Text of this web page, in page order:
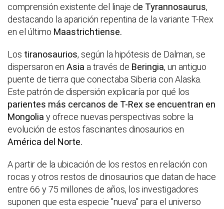
comprensión existente del linaje de Tyrannosaurus,
destacando la aparición repentina de la variante T-Rex
en el último Maastrichtiense.
Los tiranosaurios, según la hipótesis de Dalman, se
dispersaron en Asia a través de Beringia, un antiguo
puente de tierra que conectaba Siberia con Alaska.
Este patrón de dispersión explicaría por qué los
parientes más cercanos de T-Rex se encuentran en
Mongolia y ofrece nuevas perspectivas sobre la
evolución de estos fascinantes dinosaurios en
América del Norte.
A partir de la ubicación de los restos en relación con
rocas y otros restos de dinosaurios que datan de hace
entre 66 y 75 millones de años, los investigadores
suponen que esta especie "nueva" para el universo